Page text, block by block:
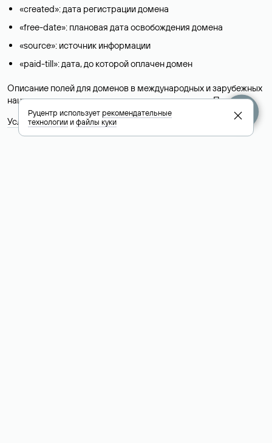
«created»: дата регистрации домена
«free-date»: плановая дата освобождения домена
«source»: источник информации
«paid-till»: дата, до которой оплачен домен
Описание полей для доменов в международных и зарубежных
национальных доменах представлены в разделе «Помощь».
Условия использования Whois-сервиса
Руцентр используетрекомендательные
технологииифайлы куки